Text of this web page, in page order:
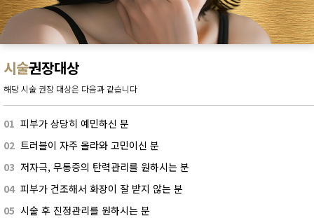
시술권장대상
해당 시술 권장 대상은 다음과 같습니다
01 피부가 상당히 예민하신 분
02 트러블이 자주 올라와 고민이신 분
03 저자극, 무통증의 탄력관리를 원하시는 분
04 피부가 건조해서 화장이 잘 받지 않는 분
05 시술 후 진정관리를 원하시는 분